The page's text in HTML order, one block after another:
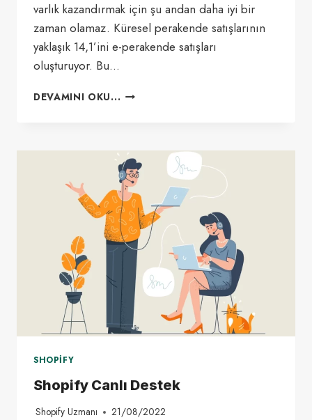
varlık kazandırmak için şu andan daha iyi bir
zaman olamaz. Küresel perakende satışlarının
yaklaşık 14,1’ini e-perakende satışları
oluşturuyor. Bu…
DEVAMINI OKU... SHOPIFY
2022,
KONTROL
LISTESI
SHOPIFY
Shopify Canlı Destek
Shopify Uzmanı 21/08/2022